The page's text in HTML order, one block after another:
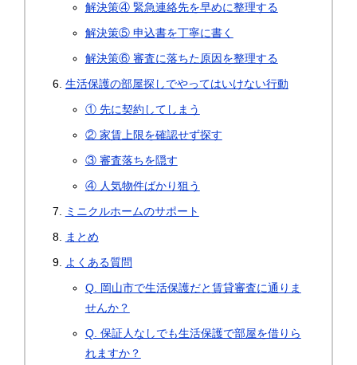
解決策④ 緊急連絡先を早めに整理する
解決策⑤ 申込書を丁寧に書く
解決策⑥ 審査に落ちた原因を整理する
生活保護の部屋探しでやってはいけない行動
① 先に契約してしまう
② 家賃上限を確認せず探す
③ 審査落ちを隠す
④ 人気物件ばかり狙う
ミニクルホームのサポート
まとめ
よくある質問
Q. 岡山市で生活保護だと賃貸審査に通りま
せんか？
Q. 保証人なしでも生活保護で部屋を借りら
れますか？